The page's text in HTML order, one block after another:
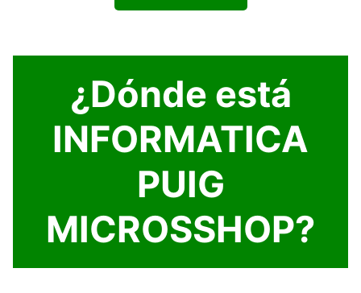
¿Dónde está
INFORMATICA
PUIG
MICROSSHOP?